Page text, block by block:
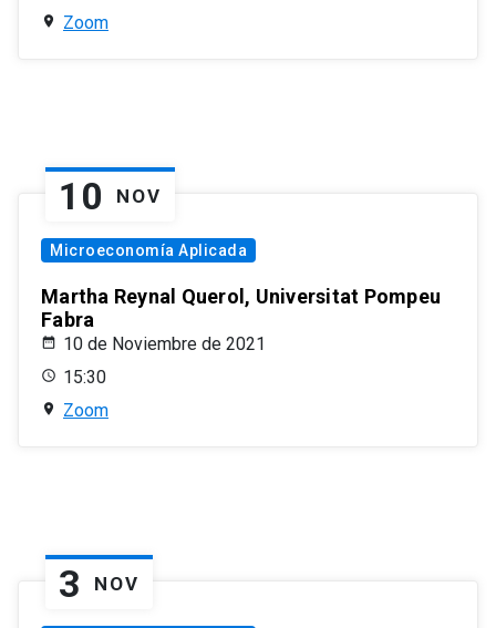
Zoom
10 NOV
Microeconomía Aplicada
Martha Reynal Querol, Universitat Pompeu
Fabra
10 de Noviembre de 2021
15:30
Zoom
3 NOV